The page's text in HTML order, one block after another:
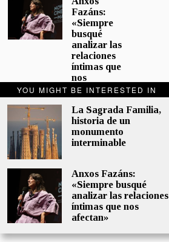
YOU MIGHT BE INTERESTED IN
La Sagrada Familia,
historia de un
monumento
interminable
Anxos Fazáns:
«Siempre busqué
analizar las relaciones
íntimas que nos
afectan»
Fazáns:
«Siempre
busqué
analizar las
relaciones
íntimas que
nos
afectan»
5 junio, 2026
El hijo de la
cómica, el
homenaje
Sacristán a
Fernán
Gómez
28 mayo,
2026